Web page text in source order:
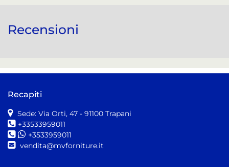
Recensioni
Recapiti
Sede: Via Orti, 47 - 91100 Trapani
+33533959011
+3533959011
vendita@mvforniture.it